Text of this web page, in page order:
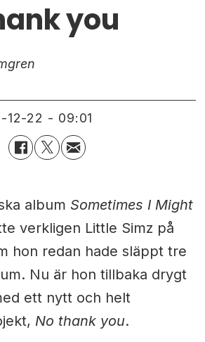
you
12-22 - 09:01
album Sometimes I Might
verkligen Little Simz på
hon redan hade släppt tre
Nu är hon tillbaka drygt
ett nytt och helt
No thank you.